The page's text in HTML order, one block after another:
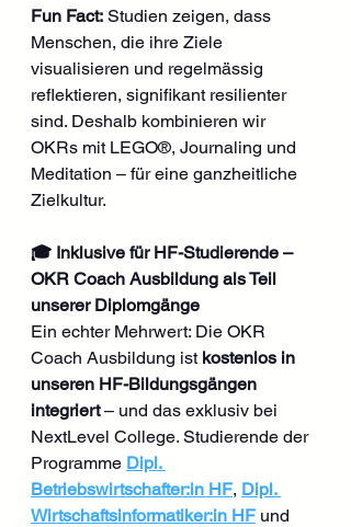
Fun Fact: Studien zeigen, dass
Menschen, die ihre Ziele
visualisieren und regelmässig
reflektieren, signifikant resilienter
sind. Deshalb kombinieren wir
OKRs mit LEGO®, Journaling und
Meditation – für eine ganzheitliche
Zielkultur.
🎓 Inklusive für HF-Studierende –
OKR Coach Ausbildung als Teil
unserer Diplomgänge
Ein echter Mehrwert: Die OKR
Coach Ausbildung ist kostenlos in
unseren HF-Bildungsgängen
integriert – und das exklusiv bei
NextLevel College. Studierende der
Programme Dipl.
Betriebswirtschafter:in HF, Dipl.
Wirtschaftsinformatiker:in HF und